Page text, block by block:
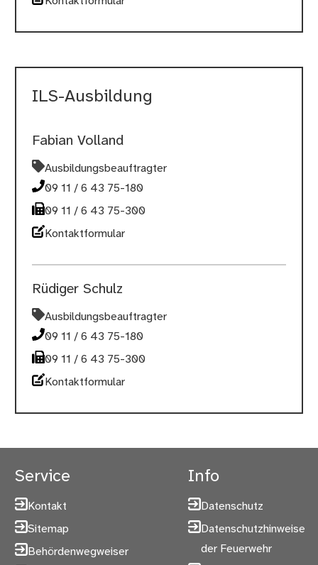
ILS-Ausbildung
Fabian Volland
Ausbildungsbeauftragter
09 11 / 6 43 75-180
09 11 / 6 43 75-300
Kontaktformular
Rüdiger Schulz
Ausbildungsbeauftragter
09 11 / 6 43 75-180
09 11 / 6 43 75-300
Kontaktformular
Service
Kontakt
Sitemap
Behördenwegweiser
Info
Datenschutz
Datenschutzhinweise
der Feuerwehr